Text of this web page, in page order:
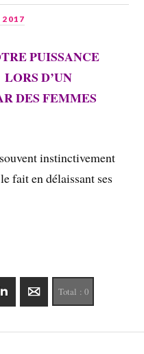
2017
PUISSANCE
D’UN
DES FEMMES
instinctivement
fait en délaissant ses
LinkedInE-mailTotal : 0